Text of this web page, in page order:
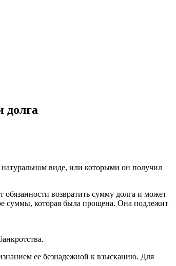
долга
виде, или которыми он получил
возвратить сумму долга и может
суммы, которая была прощена. Она подлежит
ее безнадежной к взысканию. Для